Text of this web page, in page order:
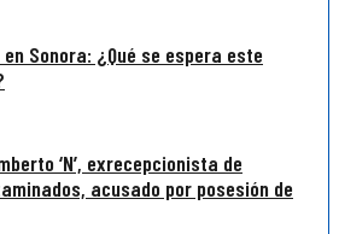
Sonora: ¿Qué se espera este
‘N’, exrecepcionista de
acusado por posesión de